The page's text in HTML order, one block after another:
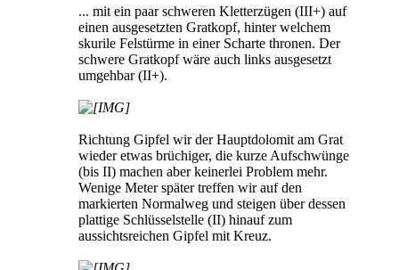
... mit ein paar schweren Kletterzügen (III+) auf
einen ausgesetzten Gratkopf, hinter welchem
skurile Felstürme in einer Scharte thronen. Der
schwere Gratkopf wäre auch links ausgesetzt
umgehbar (II+).
Richtung Gipfel wir der Hauptdolomit am Grat
wieder etwas brüchiger, die kurze Aufschwünge
(bis II) machen aber keinerlei Problem mehr.
Wenige Meter später treffen wir auf den
markierten Normalweg und steigen über dessen
plattige Schlüsselstelle (II) hinauf zum
aussichtsreichen Gipfel mit Kreuz.